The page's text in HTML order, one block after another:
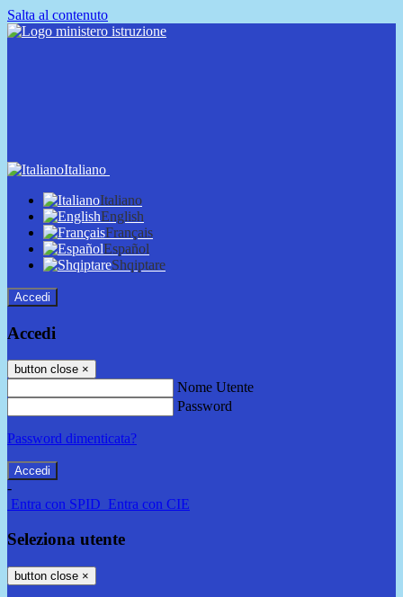
Salta al contenuto
Italiano
Italiano
English
Français
Español
Shqiptare
Accedi
Accedi
button close ×
Nome Utente
Password
Password dimenticata?
-
Entra con SPID Entra con CIE
Seleziona utente
button close ×